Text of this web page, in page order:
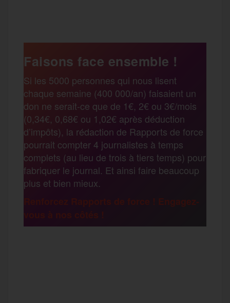
b
o
o
k
t
e
r
l
s
a
g
e
m
r
t
a
g
e
Faisons face ensemble !
Si les 5000 personnes qui nous lisent
chaque semaine (400 000/an) faisaient un
don ne serait-ce que de 1€, 2€ ou 3€/mois
(0,34€, 0,68€ ou 1,02€ après déduction
d’impôts), la rédaction de Rapports de force
pourrait compter 4 journalistes à temps
complets (au lieu de trois à tiers temps) pour
fabriquer le journal. Et ainsi faire beaucoup
plus et bien mieux.
Renforcez Rapports de force ! Engagez-
vous à nos côtés !